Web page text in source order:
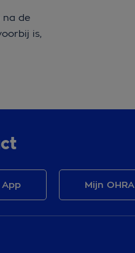
na de
is,
App Mijn OHRA